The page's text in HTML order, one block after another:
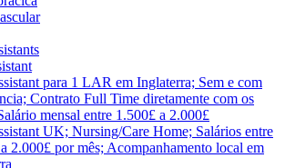
para 1 LAR em Inglaterra; Sem e com
Contrato Full Time diretamente com os
mensal entre 1.500£ a 2.000£
UK; Nursing/Care Home; Salários entre
2.000£ por mês; Acompanhamento local em